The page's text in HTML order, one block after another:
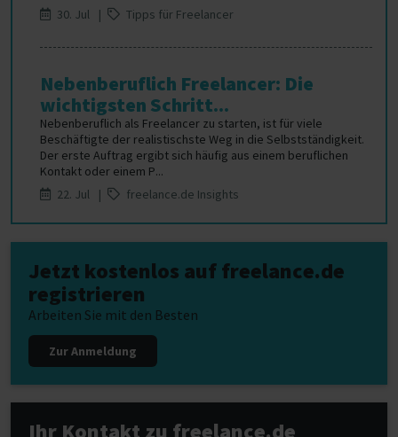
30. Jul |
Tipps für Freelancer
Nebenberuflich Freelancer: Die
wichtigsten Schritt...
Nebenberuflich als Freelancer zu starten, ist für viele
Beschäftigte der realistischste Weg in die Selbstständigkeit.
Der erste Auftrag ergibt sich häufig aus einem beruflichen
Kontakt oder einem P...
22. Jul |
freelance.de Insights
Jetzt kostenlos auf freelance.de
registrieren
Arbeiten Sie mit den Besten
Zur Anmeldung
Ihr Kontakt zu freelance.de